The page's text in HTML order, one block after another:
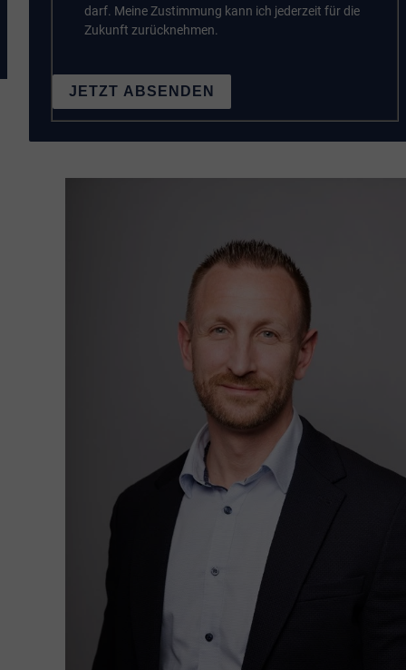
darf. Meine Zustimmung kann ich jederzeit für die
Zukunft zurücknehmen.
JETZT ABSENDEN